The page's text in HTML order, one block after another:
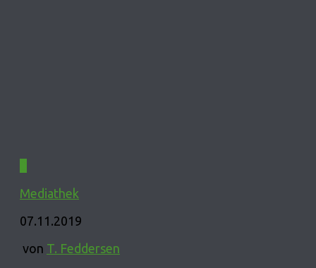
Mediathek
07.11.2019
von T. Feddersen